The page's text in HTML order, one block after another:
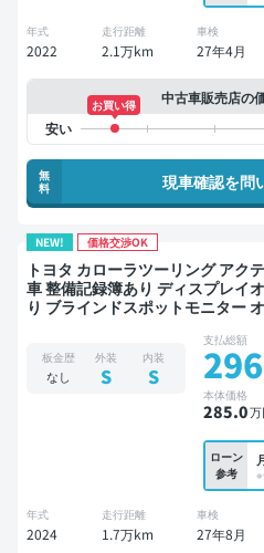
年式
2022
走行距離
2.1万km
車検
27年4月
中古車販売店の
お買い得
無
料
現車確認を問
NEW! 価格交渉OK
トヨタ カローラツーリング アクティブ
車 整備記録簿あり ディスプレイ
り ブラインドスポットモニター
板金歴
なし
外装
S
内装
S
支払総額
296
本体価格
285.0万
ローン
参考
年式
2024
走行距離
1.7万km
車検
27年8月